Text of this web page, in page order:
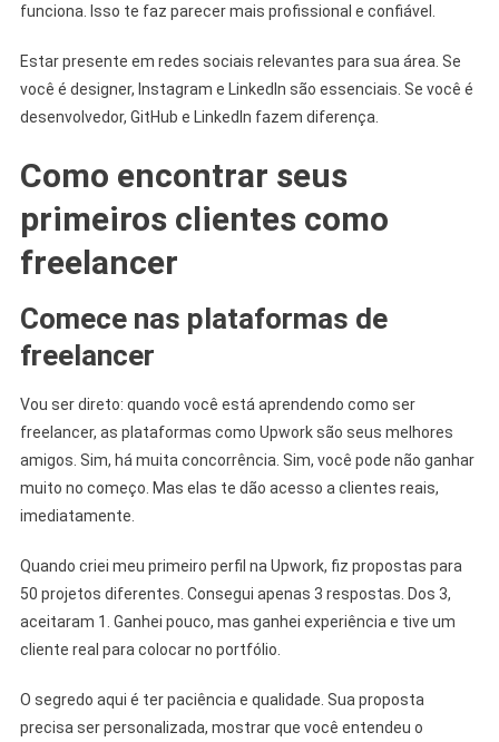
funciona. Isso te faz parecer mais profissional e confiável.
Estar presente em redes sociais relevantes para sua área. Se
você é designer, Instagram e LinkedIn são essenciais. Se você é
desenvolvedor, GitHub e LinkedIn fazem diferença.
Como encontrar seus
primeiros clientes como
freelancer
Comece nas plataformas de
freelancer
Vou ser direto: quando você está aprendendo como ser
freelancer, as plataformas como Upwork são seus melhores
amigos. Sim, há muita concorrência. Sim, você pode não ganhar
muito no começo. Mas elas te dão acesso a clientes reais,
imediatamente.
Quando criei meu primeiro perfil na Upwork, fiz propostas para
50 projetos diferentes. Consegui apenas 3 respostas. Dos 3,
aceitaram 1. Ganhei pouco, mas ganhei experiência e tive um
cliente real para colocar no portfólio.
O segredo aqui é ter paciência e qualidade. Sua proposta
precisa ser personalizada, mostrar que você entendeu o